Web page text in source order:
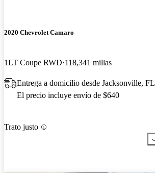
2020 Chevrolet Camaro
1LT Coupe RWD 118,341 millas
Entrega a domicilio desde Jacksonville, FL
El precio incluye envío de $640
Trato justo